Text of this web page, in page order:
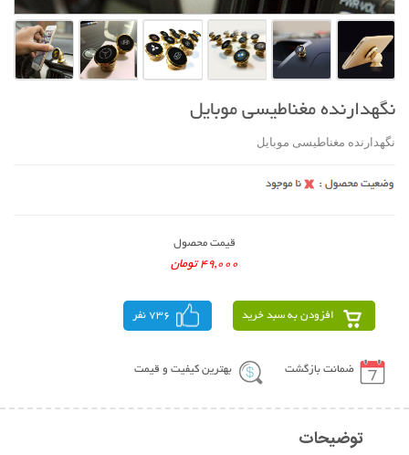
نگهدارنده مغناطیسی موبایل
نگهدارنده مغناطیسی موبایل
قیمت محصول
49,000 تومان
افزودن به سبد خرید 736 نفر
ضمانت بازگشت بهترین کیفیت و قیمت
توضیحات